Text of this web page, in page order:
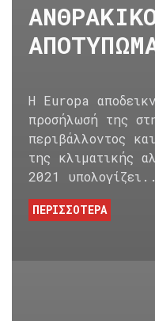
Η Europa
προσήλωσή της
περιβάλλοντος
της κλιματικής
2021
ΠΕΡΙΣΣΟΤΕΡΑ